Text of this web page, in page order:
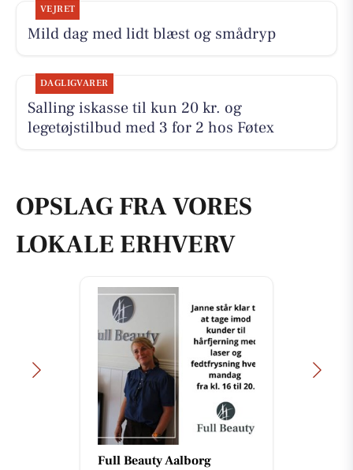
VEJRET
Mild dag med lidt blæst og smådryp
DAGLIGVARER
Salling iskasse til kun 20 kr. og
legetøjstilbud med 3 for 2 hos Føtex
OPSLAG FRA VORES
LOKALE ERHVERV
Full Beauty Aalborg